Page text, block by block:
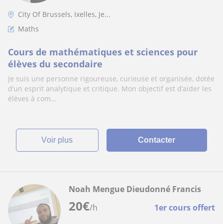
City Of Brussels, Ixelles, Je...
Maths
Cours de mathématiques et sciences pour
élèves du secondaire
Je suis une personne rigoureuse, curieuse et organisée, dotée
d’un esprit analytique et critique. Mon objectif est d’aider les
élèves à com...
voir plus Contacter
20€/h 1er cours offert
Noah Mengue Dieudonné Francis